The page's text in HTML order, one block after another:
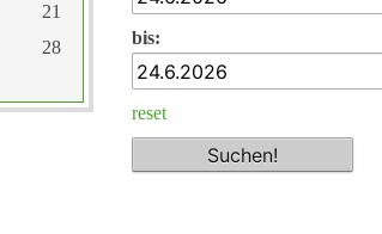
21
28
bis:
reset